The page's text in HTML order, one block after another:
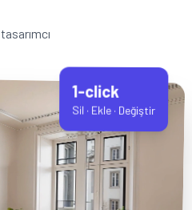
1-click
Sil · Ekle · Değiştir